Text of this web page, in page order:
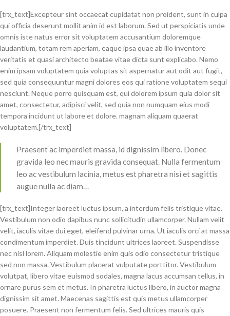
[trx_text]Excepteur sint occaecat cupidatat non proident, sunt in culpa
qui officia deserunt mollit anim id est laborum. Sed ut perspiciatis unde
omnis iste natus error sit voluptatem accusantium doloremque
laudantium, totam rem aperiam, eaque ipsa quae ab illo inventore
veritatis et quasi architecto beatae vitae dicta sunt explicabo. Nemo
enim ipsam voluptatem quia voluptas sit aspernatur aut odit aut fugit,
sed quia consequuntur magni dolores eos qui ratione voluptatem sequi
nesciunt. Neque porro quisquam est, qui dolorem ipsum quia dolor sit
amet, consectetur, adipisci velit, sed quia non numquam eius modi
tempora incidunt ut labore et dolore. magnam aliquam quaerat
voluptatem.[/trx_text]
Praesent ac imperdiet massa, id dignissim libero. Donec
gravida leo nec mauris gravida consequat. Nulla fermentum
leo ac vestibulum lacinia, metus est pharetra nisi et sagittis
augue nulla ac diam…
[trx_text]Integer laoreet luctus ipsum, a interdum felis tristique vitae.
Vestibulum non odio dapibus nunc sollicitudin ullamcorper. Nullam velit
velit, iaculis vitae dui eget, eleifend pulvinar urna. Ut iaculis orci at massa
condimentum imperdiet. Duis tincidunt ultrices laoreet. Suspendisse
nec nisl lorem. Aliquam molestie enim quis odio consectetur tristique
sed non massa. Vestibulum placerat vulputate porttitor. Vestibulum
volutpat, libero vitae euismod sodales, magna lacus accumsan tellus, in
ornare purus sem et metus. In pharetra luctus libero, in auctor magna
dignissim sit amet. Maecenas sagittis est quis metus ullamcorper
posuere. Praesent non fermentum felis. Sed ultrices mauris quis